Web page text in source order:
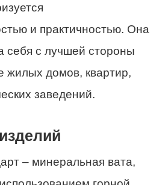
и практичностью. Она
себя с лучшей стороны
жилых домов, квартир,
заведений.
– минеральная вата,